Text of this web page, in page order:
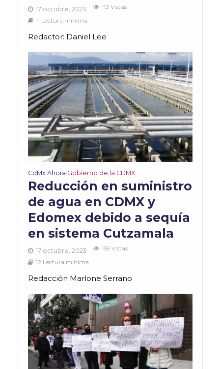
17 octubre, 2023
113 Vistas
11 Lectura mínima
Redactor: Daniel Lee
CdMx Ahora•Gobierno de la CDMX
Reducción en suministro
de agua en CDMX y
Edomex debido a sequía
en sistema Cutzamala
17 octubre, 2023
159 Vistas
12 Lectura mínima
Redacción Marlone Serrano